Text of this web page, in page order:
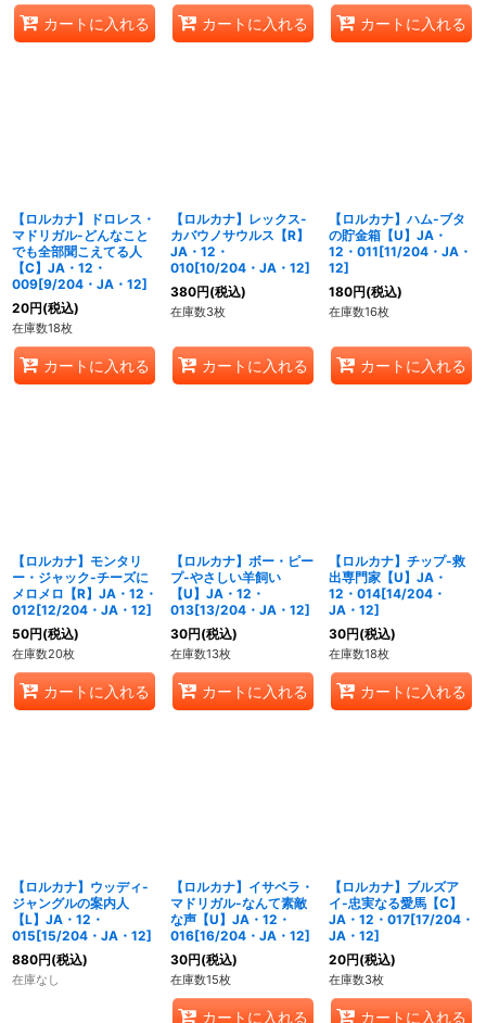
カートに入れる カートに入れる カートに入れる
【ロルカナ】ドロレス・
マドリガル-どんなこと
でも全部聞こえてる人
【C】JA・12・
009[9/204・JA・12]
20円(税込)
在庫数18枚
カートに入れる
【ロルカナ】レックス-
カバウノサウルス【R】
JA・12・
010[10/204・JA・12]
380円(税込)
在庫数3枚
カートに入れる
【ロルカナ】ハム-ブタ
の貯金箱【U】JA・
12・011[11/204・JA・
12]
180円(税込)
在庫数16枚
カートに入れる
【ロルカナ】モンタリ
ー・ジャック-チーズに
メロメロ【R】JA・12・
012[12/204・JA・12]
50円(税込)
在庫数20枚
カートに入れる
【ロルカナ】ボー・ピー
プ-やさしい羊飼い
【U】JA・12・
013[13/204・JA・12]
30円(税込)
在庫数13枚
カートに入れる
【ロルカナ】チップ-救
出専門家【U】JA・
12・014[14/204・
JA・12]
30円(税込)
在庫数18枚
カートに入れる
【ロルカナ】ウッディ-
ジャングルの案内人
【L】JA・12・
015[15/204・JA・12]
880円(税込)
在庫なし
【ロルカナ】イサベラ・
マドリガル-なんて素敵
な声【U】JA・12・
016[16/204・JA・12]
30円(税込)
在庫数15枚
カートに入れる
【ロルカナ】ブルズア
イ-忠実なる愛馬【C】
JA・12・017[17/204・
JA・12]
20円(税込)
在庫数3枚
カートに入れる